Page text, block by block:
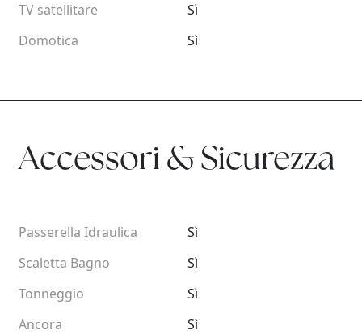
TV satellitare
Domotica
Sì
Sì
Accessori & Sicurezza
Passerella Idraulica
Scaletta Bagno
Tonneggio
Ancora
Sì
Sì
Sì
Sì